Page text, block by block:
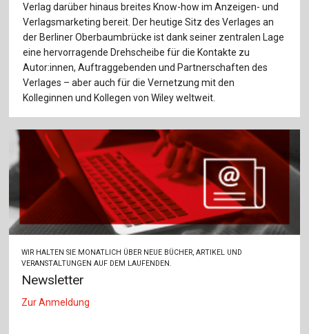
Verlag darüber hinaus breites Know-how im Anzeigen- und
Verlagsmarketing bereit. Der heutige Sitz des Verlages an
der Berliner Oberbaumbrücke ist dank seiner zentralen Lage
eine hervorragende Drehscheibe für die Kontakte zu
Autor:innen, Auftraggebenden und Partnerschaften des
Verlages – aber auch für die Vernetzung mit den
Kolleginnen und Kollegen von Wiley weltweit.
WIR HALTEN SIE MONATLICH ÜBER NEUE BÜCHER, ARTIKEL UND
VERANSTALTUNGEN AUF DEM LAUFENDEN.
Newsletter
Zur Anmeldung